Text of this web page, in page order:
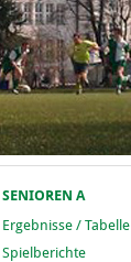
SENIOREN A
Ergebnisse / Tabelle
Spielberichte